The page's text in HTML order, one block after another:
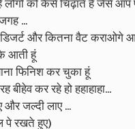
को कैसे चिढ़ाते है जैसे आप
...
और कितना वैट कराओगे
आती हूं
फिनिश कर चुका हूं
कर रहे हो हहाहाहा...
और जल्दी लाए ...
पे रखते हुए)